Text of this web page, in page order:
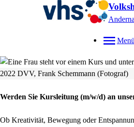
Menü
2022 DVV, Frank Schemmann (Fotograf)
Werden Sie Kursleitung (m/w/d) an
Ob Kreativität, Bewegung oder